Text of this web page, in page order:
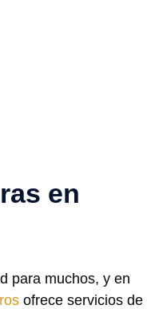
en
para muchos, y en
ofrece servicios de